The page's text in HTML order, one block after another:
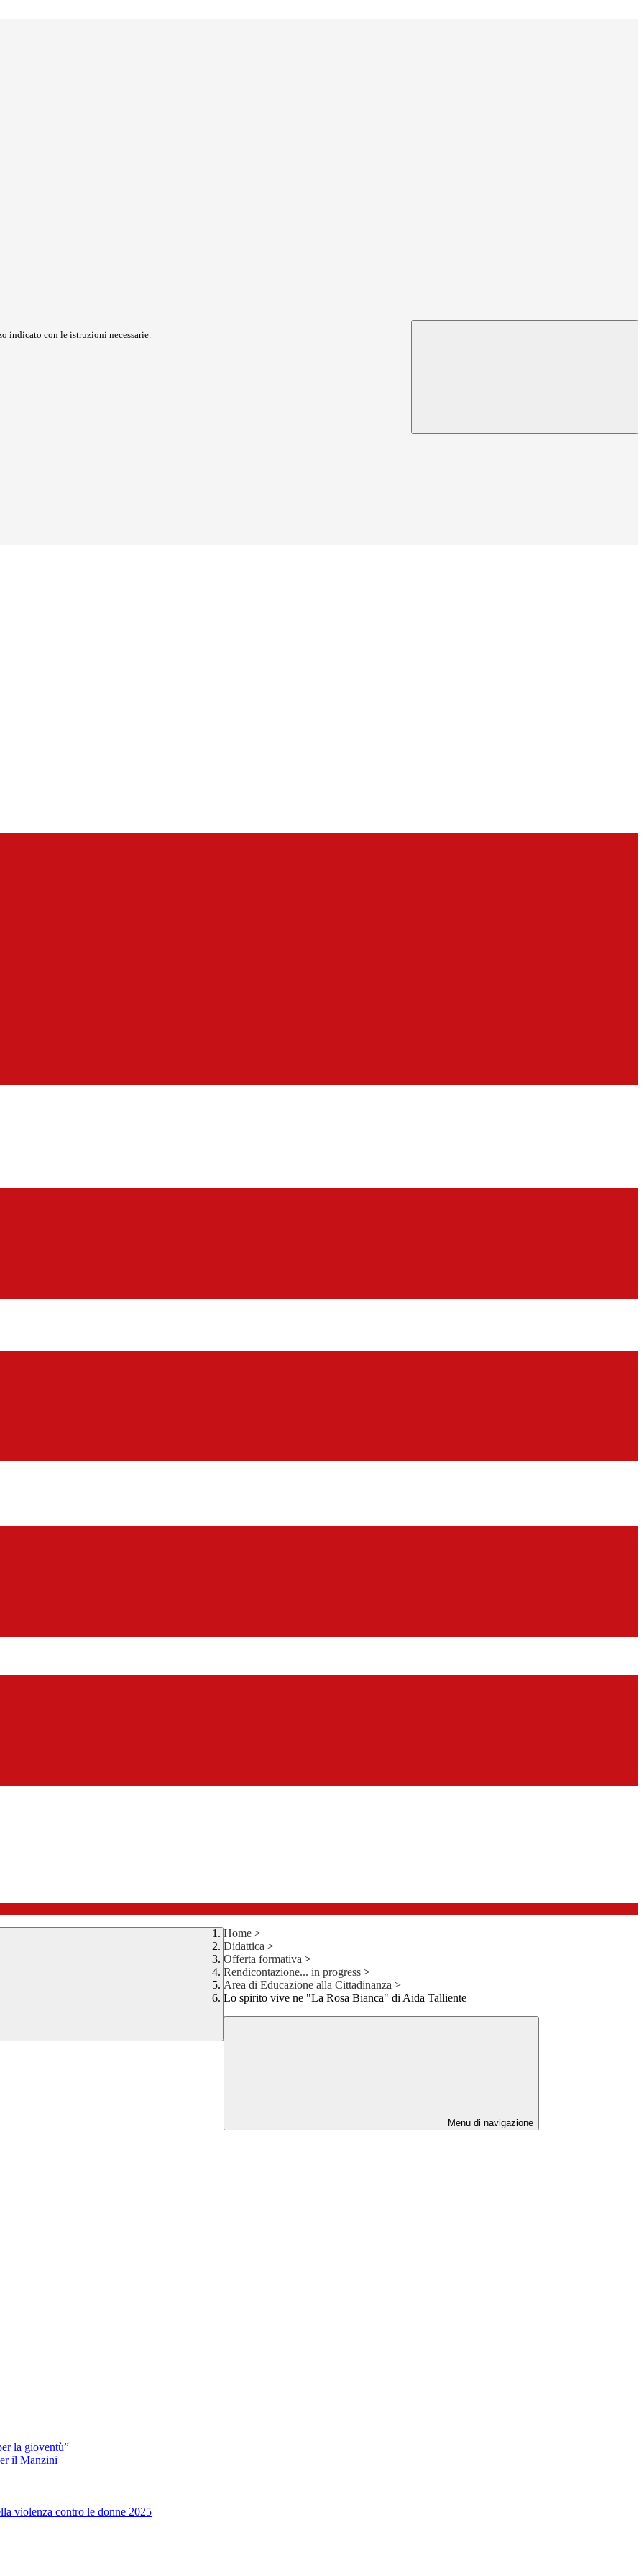
indicato con le istruzioni necessarie.
Home >
Didattica >
Offerta formativa >
Rendicontazione... in progress >
Area di Educazione alla Cittadinanza >
Lo spirito vive ne "La Rosa Bianca" di Aida Talliente
Menu di navigazione
la gioventù”
il Manzini
violenza contro le donne 2025